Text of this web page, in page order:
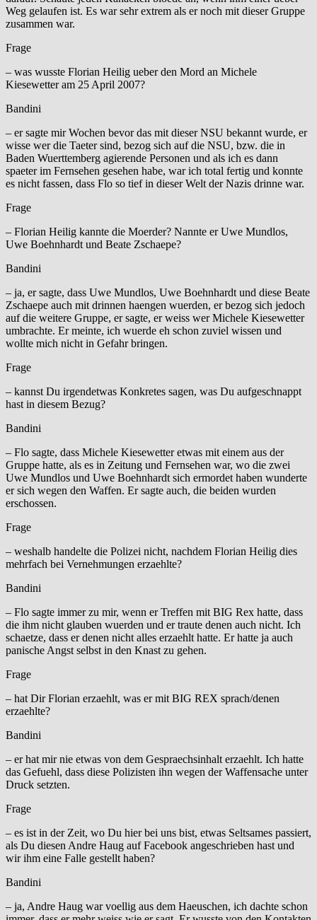
Weg gelaufen ist. Es war sehr extrem als er noch mit dieser Gruppe
zusammen war.
Frage
– was wusste Florian Heilig ueber den Mord an Michele
Kiesewetter am 25 April 2007?
Bandini
– er sagte mir Wochen bevor das mit dieser NSU bekannt wurde, er
wisse wer die Taeter sind, bezog sich auf die NSU, bzw. die in
Baden Wuerttemberg agierende Personen und als ich es dann
spaeter im Fernsehen gesehen habe, war ich total fertig und konnte
es nicht fassen, dass Flo so tief in dieser Welt der Nazis drinne war.
Frage
– Florian Heilig kannte die Moerder? Nannte er Uwe Mundlos,
Uwe Boehnhardt und Beate Zschaepe?
Bandini
– ja, er sagte, dass Uwe Mundlos, Uwe Boehnhardt und diese Beate
Zschaepe auch mit drinnen haengen wuerden, er bezog sich jedoch
auf die weitere Gruppe, er sagte, er weiss wer Michele Kiesewetter
umbrachte. Er meinte, ich wuerde eh schon zuviel wissen und
wollte mich nicht in Gefahr bringen.
Frage
– kannst Du irgendetwas Konkretes sagen, was Du aufgeschnappt
hast in diesem Bezug?
Bandini
– Flo sagte, dass Michele Kiesewetter etwas mit einem aus der
Gruppe hatte, als es in Zeitung und Fernsehen war, wo die zwei
Uwe Mundlos und Uwe Boehnhardt sich ermordet haben wunderte
er sich wegen den Waffen. Er sagte auch, die beiden wurden
erschossen.
Frage
– weshalb handelte die Polizei nicht, nachdem Florian Heilig dies
mehrfach bei Vernehmungen erzaehlte?
Bandini
– Flo sagte immer zu mir, wenn er Treffen mit BIG Rex hatte, dass
die ihm nicht glauben wuerden und er traute denen auch nicht. Ich
schaetze, dass er denen nicht alles erzaehlt hatte. Er hatte ja auch
panische Angst selbst in den Knast zu gehen.
Frage
– hat Dir Florian erzaehlt, was er mit BIG REX sprach/denen
erzaehlte?
Bandini
– er hat mir nie etwas von dem Gespraechsinhalt erzaehlt. Ich hatte
das Gefuehl, dass diese Polizisten ihn wegen der Waffensache unter
Druck setzten.
Frage
– es ist in der Zeit, wo Du hier bei uns bist, etwas Seltsames passiert,
als Du diesen Andre Haug auf Facebook angeschrieben hast und
wir ihm eine Falle gestellt haben?
Bandini
– ja, Andre Haug war voellig aus dem Haeuschen, ich dachte schon